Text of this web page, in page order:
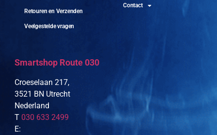
Retouren en Verzenden
Veelgestelde vragen
Contact
Smartshop Route 030
Croeselaan 217,
3521 BN Utrecht
Nederland
T 030 633 2499
E: